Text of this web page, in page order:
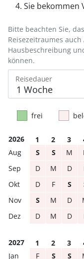
Sie bekommen
Reisedauer
Bitte beachten Sie,
Reisezeitraumes
Hausbeschreibung
können.
frei
2026 1 2 3
S
S M
D
M D
D
F S
S
M D
D
M D
2027 1 2 3
F
S S